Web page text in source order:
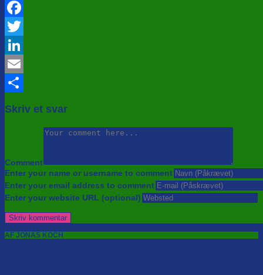
Facebook
Twitter
LinkedIn
Email
Skriv et svar
Comment
Enter your name or username to comment
Enter your email address to comment
Enter your website URL (optional)
AF JONAS KOCH